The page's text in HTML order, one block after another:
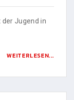
Jugend in
WEITERLESEN...